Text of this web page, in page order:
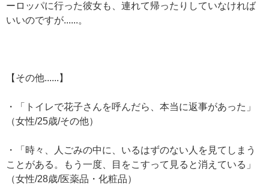
ーロッパに行った彼女も、連れて帰ったりしていなければ
いいのですが......。
【その他......】
・「トイレで花子さんを呼んだら、本当に返事があった」
（女性/25歳/その他）
・「時々、人ごみの中に、いるはずのない人を見てしまう
ことがある。もう一度、目をこすって見ると消えている」
（女性/28歳/医薬品・化粧品）